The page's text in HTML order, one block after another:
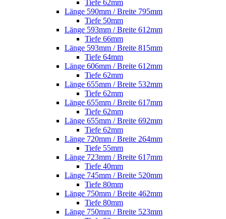
Tiefe 62mm
Länge 590mm / Breite 795mm
Tiefe 50mm
Länge 593mm / Breite 612mm
Tiefe 66mm
Länge 593mm / Breite 815mm
Tiefe 64mm
Länge 606mm / Breite 612mm
Tiefe 62mm
Länge 655mm / Breite 532mm
Tiefe 62mm
Länge 655mm / Breite 617mm
Tiefe 62mm
Länge 655mm / Breite 692mm
Tiefe 62mm
Länge 720mm / Breite 264mm
Tiefe 55mm
Länge 723mm / Breite 617mm
Tiefe 40mm
Länge 745mm / Breite 520mm
Tiefe 80mm
Länge 750mm / Breite 462mm
Tiefe 80mm
Länge 750mm / Breite 523mm